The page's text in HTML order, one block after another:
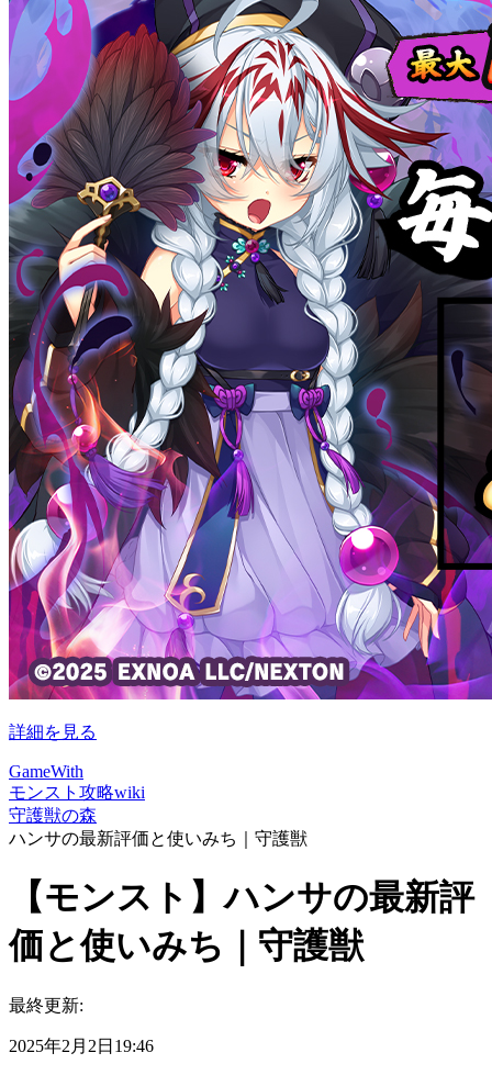
詳細を見る
GameWith
モンスト攻略wiki
守護獣の森
ハンサの最新評価と使いみち｜守護獣
【モンスト】ハンサの最新評
価と使いみち｜守護獣
最終更新:
2025年2月2日19:46